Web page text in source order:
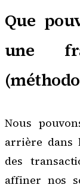
Que
une
Nous
arrière dans
des
affiner nos